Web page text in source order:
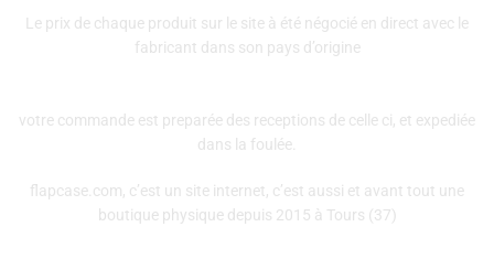
Le prix de chaque produit sur le site à été négocié en direct avec le
fabricant dans son pays d’origine
votre commande est preparée des receptions de celle ci, et expediée
dans la foulée.
flapcase.com, c’est un site internet, c’est aussi et avant tout une
boutique physique depuis 2015 à Tours (37)